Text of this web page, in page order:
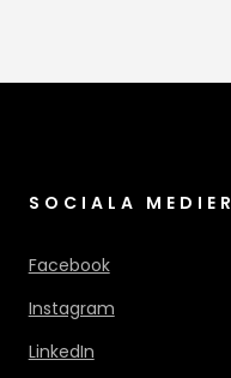
SOCIALA MEDIER
Facebook
Instagram
LinkedIn